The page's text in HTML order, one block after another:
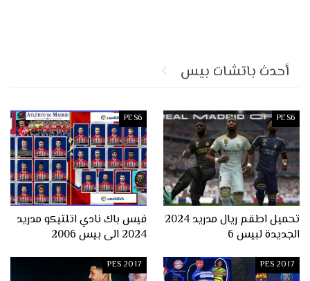
أحدث باتشات بيس
PES6
تحميل اطقم ريال مدريد 2024
الجديدة لبيس 6
PES6
فيس باك نادي اتلتيكو مدريد
2024 الى بيس 2006
PES 2017
PES 2017